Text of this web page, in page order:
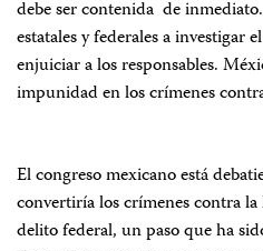
debe ser contenida de
estatales y federales a investigar
enjuiciar a los responsables.
impunidad en los crímenes
El congreso mexicano está
convertiría los crímenes contra
delito federal, un paso que ha